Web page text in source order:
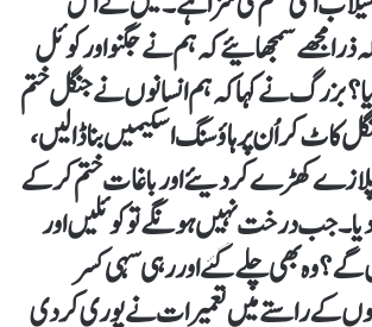
مجھے سمجھائیے کہ ہم نے جگنو اور کوئل
؟ بزرگ نے کہا کہ ہم انسانوں نے جنگل ختم
کاٹ کر اُن پر ہاؤسنگ اسکیمیں بنا ڈالیں،
پلازے کھڑے کر دیئے اور باغات ختم کرکے
جب درخت نہیں ہونگے تو کوئلیں اور
؟وہ بھی چلے گئے اور رہی سہی کسر
کے راستے میں تعمیرات نے پوری کر دی